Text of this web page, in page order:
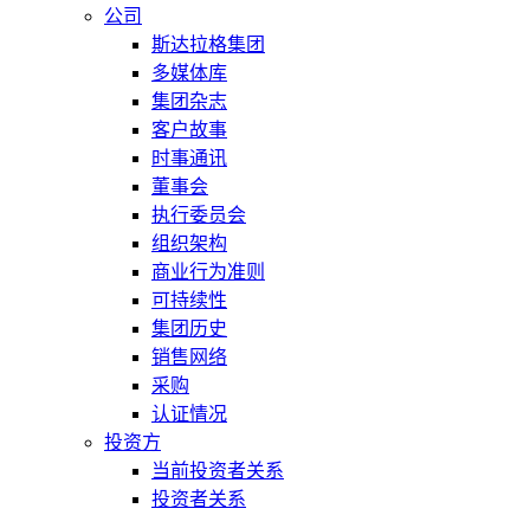
公司
斯达拉格集团
多媒体库
集团杂志
客户故事
时事通讯
董事会
执行委员会
组织架构
商业行为准则
可持续性
集团历史
销售网络
采购
认证情况
投资方
当前投资者关系
投资者关系